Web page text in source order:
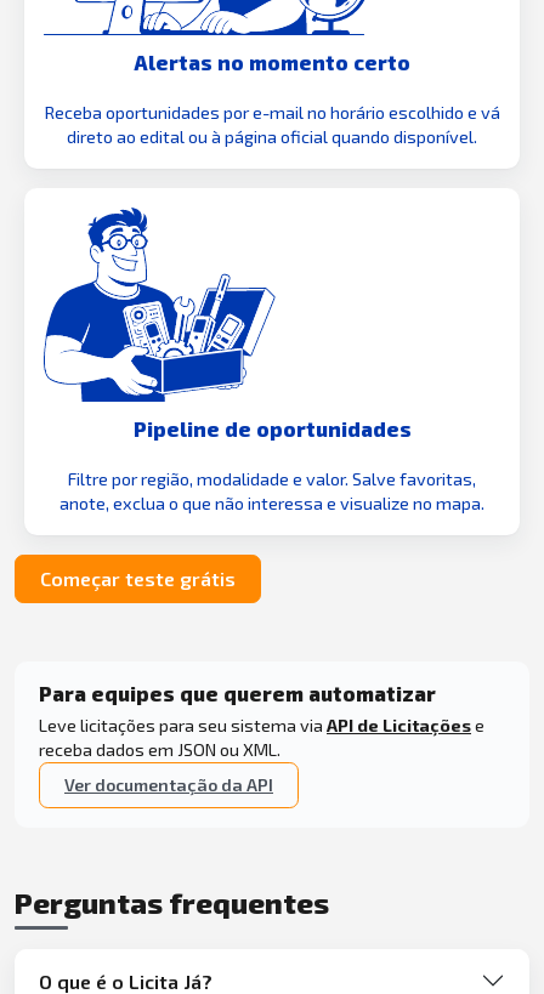
Alertas no momento certo
Receba oportunidades por e-mail no horário escolhido e vá
direto ao edital ou à página oficial quando disponível.
Pipeline de oportunidades
Filtre por região, modalidade e valor. Salve favoritas,
anote, exclua o que não interessa e visualize no mapa.
Começar teste grátis
Para equipes que querem automatizar
Leve licitações para seu sistema via API de Licitaçõese
receba dados em JSON ou XML.
Ver documentação da API
Perguntas frequentes
O que é o Licita Já?